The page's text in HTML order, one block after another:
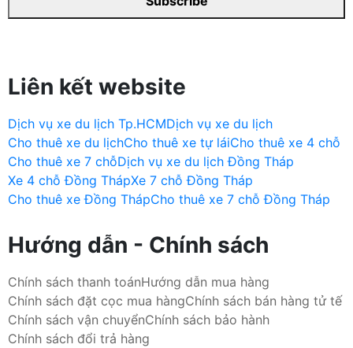
Liên kết website
Dịch vụ xe du lịch Tp.HCMDịch vụ xe du lịch
Cho thuê xe du lịchCho thuê xe tự láiCho thuê xe 4 chỗ
Cho thuê xe 7 chỗDịch vụ xe du lịch Đồng Tháp
Xe 4 chỗ Đồng ThápXe 7 chỗ Đồng Tháp
Cho thuê xe Đồng ThápCho thuê xe 7 chỗ Đồng Tháp
Hướng dẫn - Chính sách
Chính sách thanh toánHướng dẫn mua hàng
Chính sách đặt cọc mua hàngChính sách bán hàng tử tế
Chính sách vận chuyểnChính sách bảo hành
Chính sách đổi trả hàng